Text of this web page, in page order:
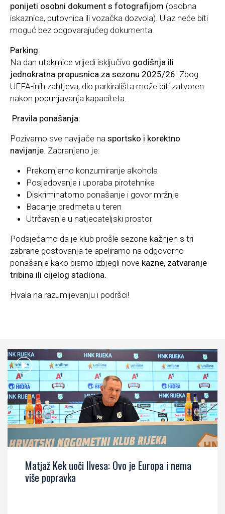
ponijeti osobni dokument s fotografijom (osobna
iskaznica, putovnica ili vozačka dozvola). Ulaz neće biti
moguć bez odgovarajućeg dokumenta.
Parking:
Na dan utakmice vrijedi isključivo godišnja ili
jednokratna propusnica za sezonu 2025/26. Zbog
UEFA-inih zahtjeva, dio parkirališta može biti zatvoren
nakon popunjavanja kapaciteta.
Pravila ponašanja:
Pozivamo sve navijače na sportsko i korektno
navijanje. Zabranjeno je:
Prekomjerno konzumiranje alkohola
Posjedovanje i uporaba pirotehnike
Diskriminatorno ponašanje i govor mržnje
Bacanje predmeta u teren
Utrčavanje u natjecateljski prostor
Podsjećamo da je klub prošle sezone kažnjen s tri
zabrane gostovanja te apeliramo na odgovorno
ponašanje kako bismo izbjegli nove kazne, zatvaranje
tribina ili cijelog stadiona.
Hvala na razumijevanju i podršci!
Matjaž Kek uoči Ilvesa: Ovo je Europa i nema
više popravka